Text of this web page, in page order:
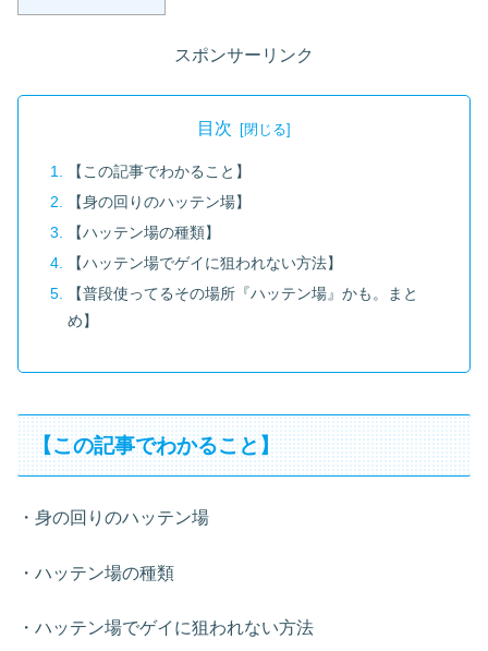
スポンサーリンク
目次
【この記事でわかること】
【身の回りのハッテン場】
【ハッテン場の種類】
【ハッテン場でゲイに狙われない方法】
【普段使ってるその場所『ハッテン場』かも。まと
め】
【この記事でわかること】
・身の回りのハッテン場
・ハッテン場の種類
・ハッテン場でゲイに狙われない方法